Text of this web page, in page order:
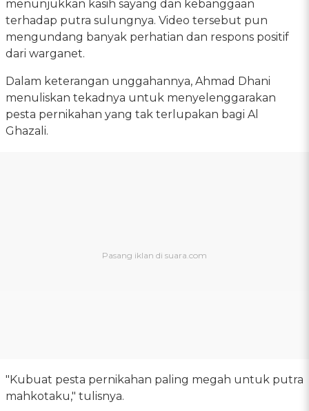
menunjukkan kasih sayang dan kebanggaan
terhadap putra sulungnya. Video tersebut pun
mengundang banyak perhatian dan respons positif
dari warganet.
Dalam keterangan unggahannya, Ahmad Dhani
menuliskan tekadnya untuk menyelenggarakan
pesta pernikahan yang tak terlupakan bagi Al
Ghazali.
"Kubuat pesta pernikahan paling megah untuk putra
mahkotaku," tulisnya.